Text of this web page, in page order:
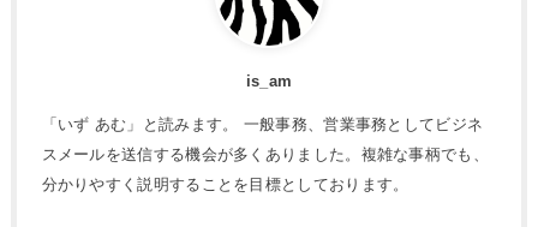
is_am
「いず あむ」と読みます。 一般事務、営業事務としてビジネ
スメールを送信する機会が多くありました。複雑な事柄でも、
分かりやすく説明することを目標としております。